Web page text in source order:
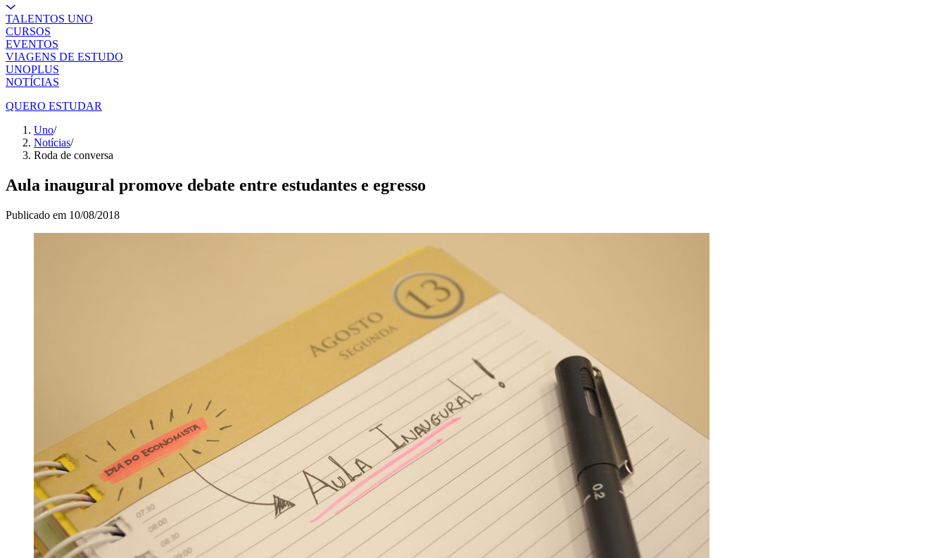
TALENTOS UNO
CURSOS
EVENTOS
VIAGENS DE ESTUDO
UNOPLUS
NOTÍCIAS
QUERO ESTUDAR
Uno/
Notícias/
Roda de conversa
Aula inaugural promove debate entre estudantes e egresso
Publicado em 10/08/2018